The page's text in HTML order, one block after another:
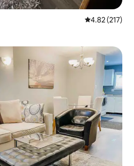
औसत रेटिंग 5 में से
4.82 (217)